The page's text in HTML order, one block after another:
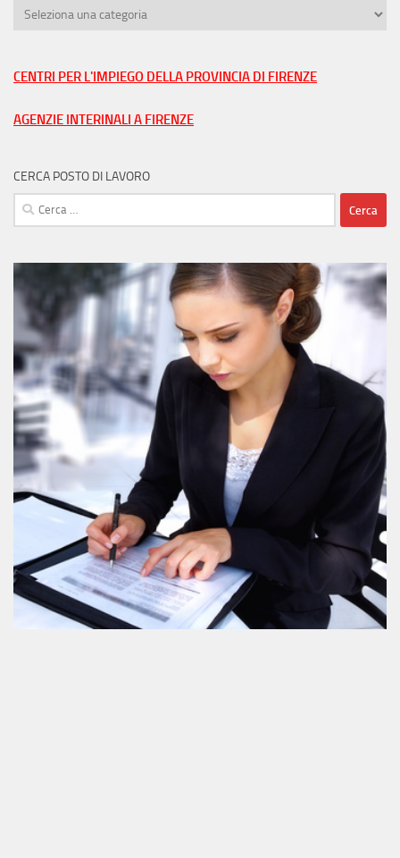
Trova
tua
CENTRI PER L'IMPIEGO DELLA PROVINCIA DI FIRENZE
AGENZIE INTERINALI A FIRENZE
CERCA POSTO DI LAVORO
Ricerca
per: